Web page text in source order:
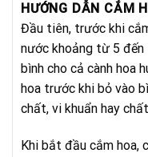
HƯỚNG DẪN CẮM
Đầu tiên, trước khi
nước khoảng từ 5 đến
bình cho cả cành hoa
hoa trước khi bỏ vào
chất, vi khuẩn hay
Khi bắt đầu cắm hoa,